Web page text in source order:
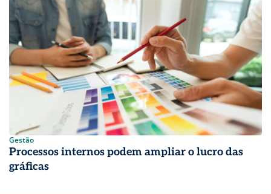
Gestão
Processos internos podem ampliar o lucro das
gráficas